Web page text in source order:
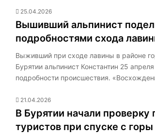
25.04.2026
Вышивший альпинист
подробностями схода
Выживший при сходе лавины в районе
Бурятии альпинист Константин 25
подробности происшествия.
21.04.2026
В Бурятии начали проверку
туристов при спуске с горы